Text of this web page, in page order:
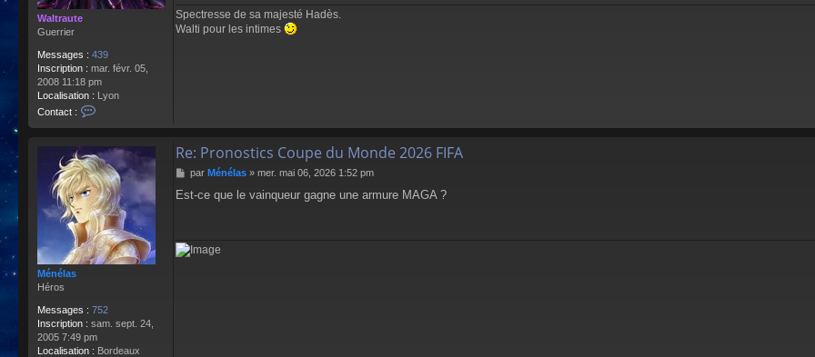
Waltraute
Guerrier
Messages : 439
Inscription : mar. févr. 05,
2008 11:18 pm
Localisation : Lyon
Contact :
t
a
c
t
e
r
W
a
l
u
t
Spectresse de sa majesté Hadès.
Walti pour les intimes
Ménélas
Héros
Messages : 752
Inscription : sam. sept. 24,
2005 7:49 pm
Localisation : Bordeaux
Re: Pronostics Coupe du Monde 2026 FIFA
M
s
e
par Ménélas» mer. mai 06, 2026 1:52 pm
Est-ce que le vainqueur gagne une armure MAGA ?